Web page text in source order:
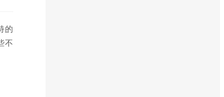
的
不